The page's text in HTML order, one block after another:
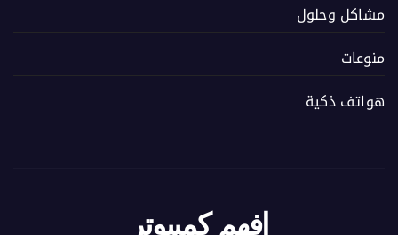
مشاكل وحلول
منوعات
هواتف ذكية
افهم كمبيوتر